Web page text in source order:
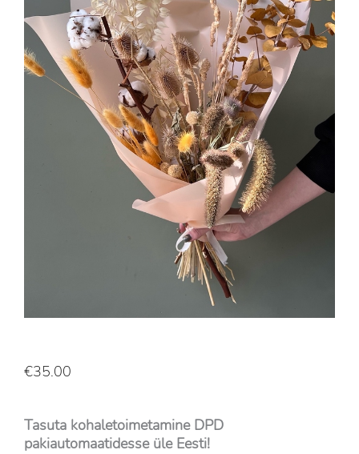
€35.00
Tasuta kohaletoimetamine DPD
pakiautomaatidesse üle Eesti!